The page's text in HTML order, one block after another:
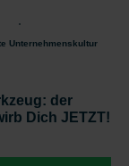
Unternehmenskultur
der
Dich JETZT!